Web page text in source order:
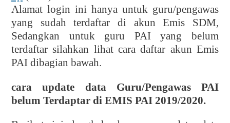
Alamat login ini hanya untuk guru/pengawas
yang sudah terdaftar di akun Emis SDM,
Sedangkan untuk guru PAI yang belum
terdaftar silahkan lihat cara daftar akun Emis
PAI dibagian bawah.
cara update data Guru/Pengawas PAI
belum Terdaptar di EMIS PAI 2019/2020.